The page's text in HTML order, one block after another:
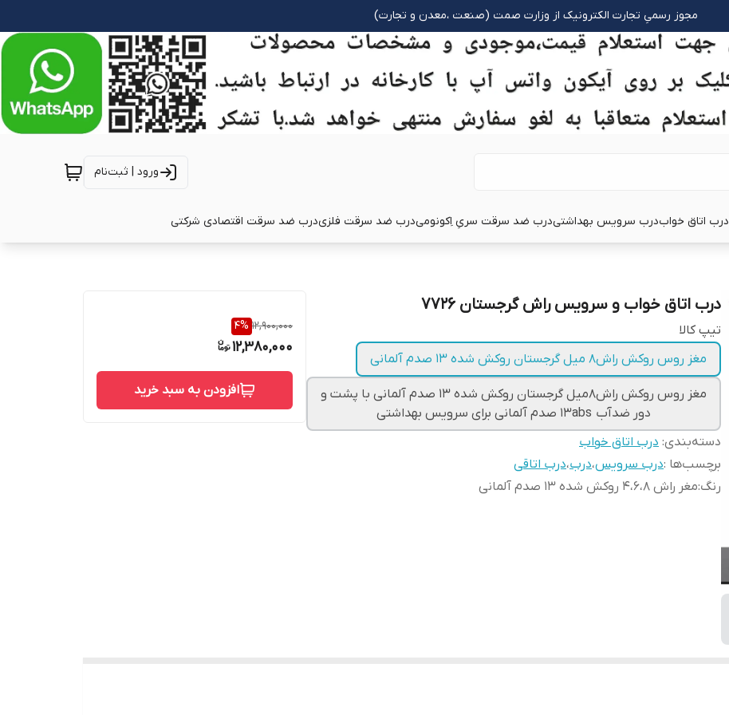
مجوز رسمیِ تجارت الکترونیک از وزارت صمت (صنعت ،معدن و تجارت)
ورود | ثبت‌نام
درب اتاق خوابدرب سرویس بهداشتیدرب ضد سرقت سریِ اِکونومیدرب ضد سرقت فلزیدرب ضد سرقت اقتصادی شرکتی
درب اتاق خواب و سرویس راش گرجستان 7726
تیپ کالا
مغز روس روکش راش۸ میل گرجستان روکش شده ۱۳ صدم آلمانی
مغز روس روکش راش۸میل گرجستان روکش شده ۱۳ صدم آلمانی با پشت و
دور ضدآب ۱۳abs صدم آلمانی برای سرویس بهداشتی
دسته‌بندی: درب اتاق خواب
برچسب‌ها :درب سرویس،درب،درب اتاقی
رنگ:مغر راش ۴،۶،۸ روکش شده ۱۳ صدم آلمانی
12,900,000
4%
12,380,000
افزودن به سبد خرید